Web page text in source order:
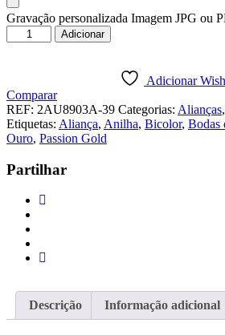
Gravação personalizada Imagem JPG ou
Quantidade
de
BICOLOR
PASSION
GOLD
19K
-
6MM
Adicionar
Adicionar
Comparar
REF: 2AU8903A-39 Categorias: Alianças,
Etiquetas: Aliança, Anilha, Bicolor, Bodas
Ouro, Passion Gold
Partilhar
Descrição Informação adicional